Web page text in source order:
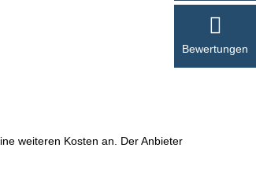
weiteren Kosten an. Der Anbieter
Bewertungen